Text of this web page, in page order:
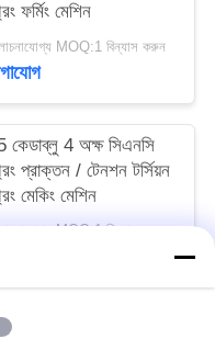
ফর্মিং মেশিন
MOQ:1 বিন্যাস করুন
কেডাব্লু 4 অক্ষ সিএনসি
প্রাক্তন / টেনশন টর্সিয়ন
মেকিং মেশিন
MOQ:1 বিন্যাস করুন